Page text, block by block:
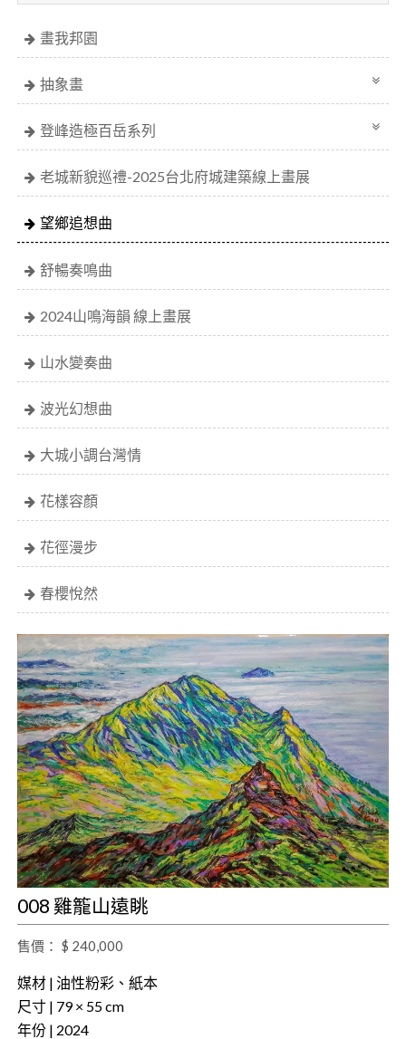
畫我邦園
抽象畫
登峰造極百岳系列
老城新貌巡禮-2025台北府城建築線上畫展
望鄉追想曲
舒暢奏鳴曲
2024山鳴海韻 線上畫展
山水變奏曲
波光幻想曲
大城小調台灣情
花樣容顏
花徑漫步
春櫻悅然
008 雞籠山遠眺
售價： $ 240,000
媒材 | 油性粉彩、紙本
尺寸 | 79 × 55 cm
年份 | 2024